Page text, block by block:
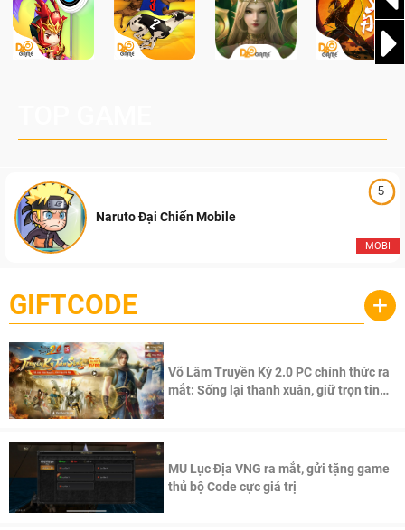
5
MOBI
Naruto Đại Chiến Mobile
GIFTCODE +
Võ Lâm Truyền Kỳ 2.0 PC chính thức ra
mắt: Sống lại thanh xuân, giữ trọn tinh
MU Lục Địa VNG ra mắt, gửi tặng game
thủ bộ Code cực giá trị